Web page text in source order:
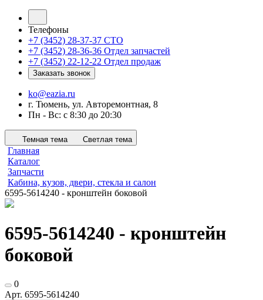
Телефоны
+7 (3452) 28-37-37 СТО
+7 (3452) 28-36-36 Отдел запчастей
+7 (3452) 22-12-22 Отдел продаж
Заказать звонок
ko@eazia.ru
г. Тюмень, ул. Авторемонтная, 8
Пн - Вс: с 8:30 до 20:30
Темная тема Светлая тема
Главная
Каталог
Запчасти
Кабина, кузов, двери, стекла и салон
6595-5614240 - кронштейн боковой
6595-5614240 - кронштейн
боковой
0
Арт. 6595-5614240